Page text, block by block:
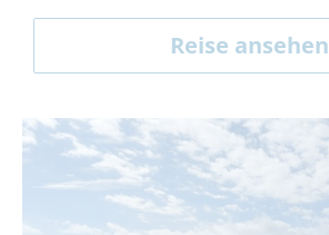
Reise ansehen